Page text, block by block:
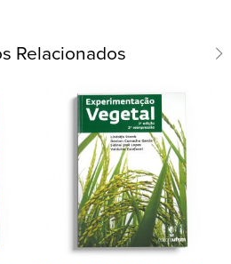
Relacionados